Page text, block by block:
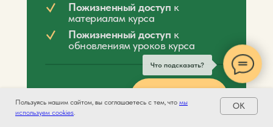
Пожизненный доступ к
материалам курса
5 990 руб.
Пожизненный доступ к
обновлениям уроков курса
Что подсказать?
Пользуясь нашим сайтом, вы соглашаетесь с тем, что мы
используем cookies.
OK